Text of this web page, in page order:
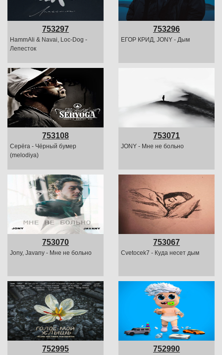
753297
HammAli & Navai, Loc-Dog -
Лепесток
753296
ЕГОР КРИД, JONY - Дым
753108
Серёга - Чёрный бумер
(melodiya)
753071
JONY - Мне не больно
753070
Jony, Javany - Мне не больно
753067
Cvetocek7 - Куда несет дым
752995 752990